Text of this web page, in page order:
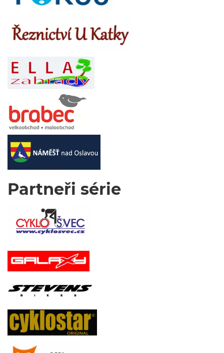
Partneři série